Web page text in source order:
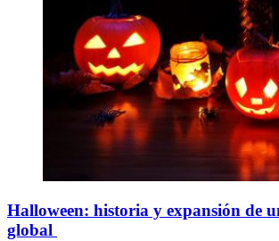
Halloween: historia y expansión de
global